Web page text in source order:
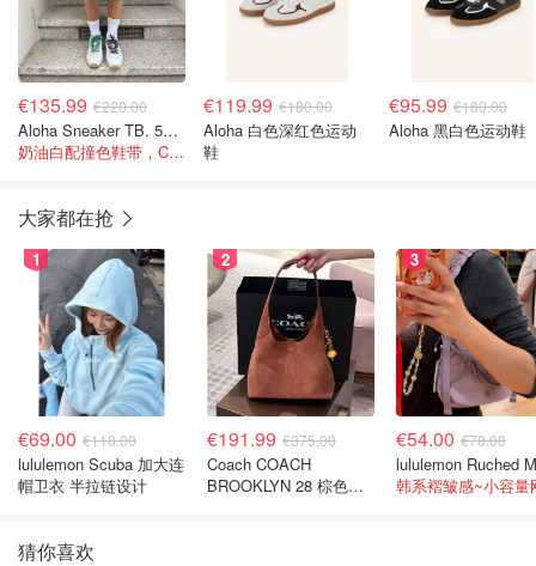
€135.99 €220.00
Aloha Sneaker TB. 56 米色运动鞋
奶油白配撞色鞋带，Clean Fit氛围感~
€119.99 €180.00
Aloha 白色深红色运动
鞋
€95.99 €180.00
Aloha 黑白色运动鞋
大家都在抢
1
€69.00 €118.00
lululemon Scuba 加大连
帽卫衣 半拉链设计
2
€191.99 €375.00
Coach COACH
BROOKLYN 28 棕色金
3
€54.00 €78.00
猜你喜欢